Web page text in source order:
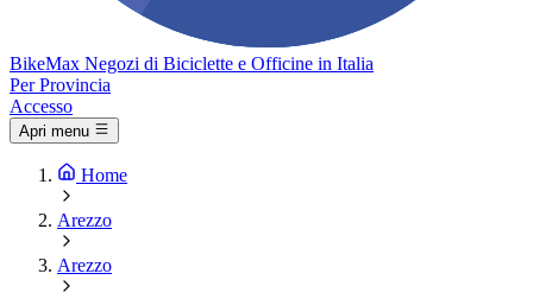
BikeMax Negozi di Biciclette e Officine in Italia
Per Provincia
Accesso
Apri menu
Home
Arezzo
Arezzo